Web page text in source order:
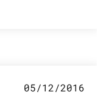
05/12/2016